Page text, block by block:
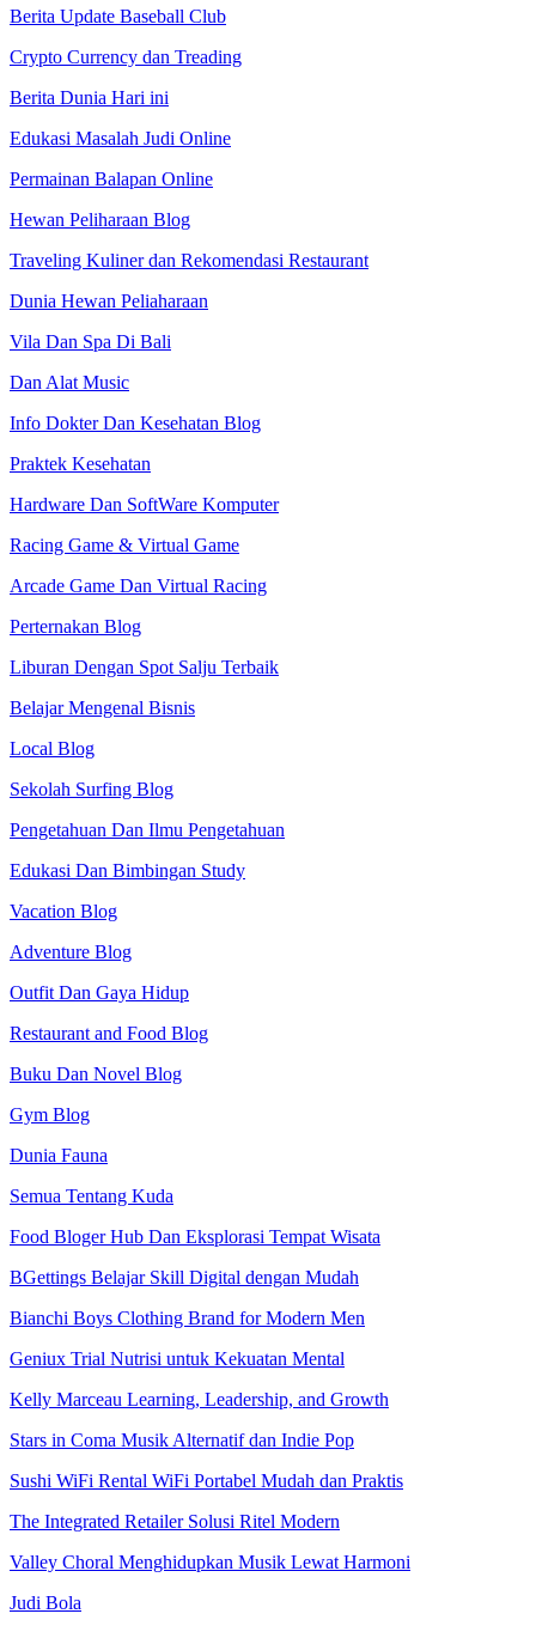
Berita Update Baseball Club
Crypto Currency dan Treading
Berita Dunia Hari ini
Edukasi Masalah Judi Online
Permainan Balapan Online
Hewan Peliharaan Blog
Traveling Kuliner dan Rekomendasi Restaurant
Dunia Hewan Peliaharaan
Vila Dan Spa Di Bali
Dan Alat Music
Info Dokter Dan Kesehatan Blog
Praktek Kesehatan
Hardware Dan SoftWare Komputer
Racing Game & Virtual Game
Arcade Game Dan Virtual Racing
Perternakan Blog
Liburan Dengan Spot Salju Terbaik
Belajar Mengenal Bisnis
Local Blog
Sekolah Surfing Blog
Pengetahuan Dan Ilmu Pengetahuan
Edukasi Dan Bimbingan Study
Vacation Blog
Adventure Blog
Outfit Dan Gaya Hidup
Restaurant and Food Blog
Buku Dan Novel Blog
Gym Blog
Dunia Fauna
Semua Tentang Kuda
Food Bloger Hub Dan Eksplorasi Tempat Wisata
BGettings Belajar Skill Digital dengan Mudah
Bianchi Boys Clothing Brand for Modern Men
Geniux Trial Nutrisi untuk Kekuatan Mental
Kelly Marceau Learning, Leadership, and Growth
Stars in Coma Musik Alternatif dan Indie Pop
Sushi WiFi Rental WiFi Portabel Mudah dan Praktis
The Integrated Retailer Solusi Ritel Modern
Valley Choral Menghidupkan Musik Lewat Harmoni
Judi Bola